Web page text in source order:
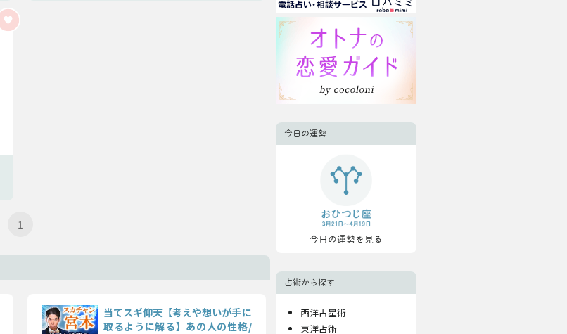
1
当てスギ仰天【考えや想いが手に
取るように解る】あの人の性格/
今日の運勢
今日の運勢を見る
占術から探す
西洋占星術
東洋占術